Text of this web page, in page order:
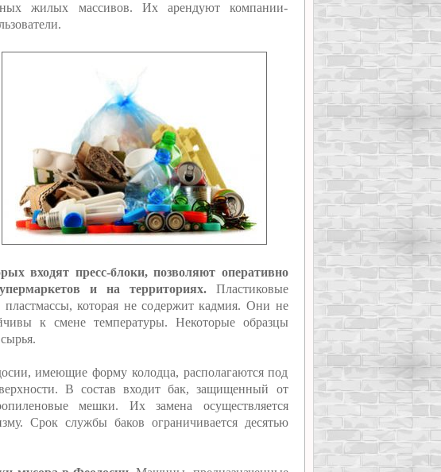
жилых массивов. Их арендуют компании-
входят пресс-блоки, позволяют оперативно
и на территориях.Пластиковые
которая не содержит кадмия. Они не
к смене температуры. Некоторые образцы
имеющие форму колодца, располагаются под
В состав входит бак, защищенный от
мешки. Их замена осуществляется
Срок службы баков ограничивается десятью